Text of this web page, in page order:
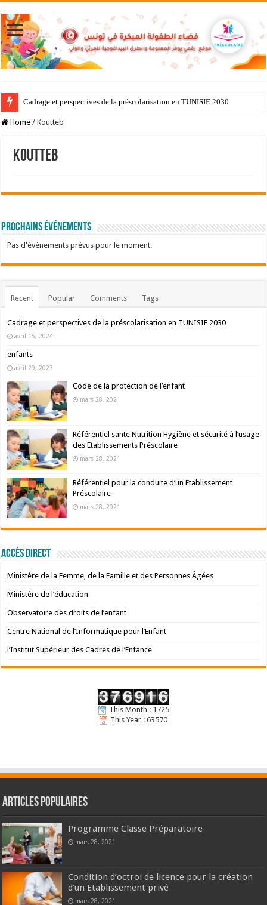
Cadrage et perspectives de la préscolarisation en TUNISIE 2030
Home / Koutteb
Koutteb
Prochains événements
Pas d'évènements prévus pour le moment.
Recent Popular Comments Tags
Cadrage et perspectives de la préscolarisation en TUNISIE 2030
avril 15, 2024
enfants
avril 29, 2023
Code de la protection de l’enfant
mars 28, 2021
Référentiel sante Nutrition Hygiène et sécurité à l’usage
des Etablissements Préscolaire
mars 28, 2021
Référentiel pour la conduite d’un Etablissement
Préscolaire
mars 28, 2021
Accès Direct
Ministère de la Femme, de la Famille et des Personnes Âgées
Ministère de l’éducation
Observatoire des droits de l’enfant
Centre National de l’Informatique pour l’Enfant
l’Institut Supérieur des Cadres de l’Enfance
This Month : 1725
This Year : 63570
Articles populaires
Programme Classe Préparatoire
mars 28, 2021
Condition d’octroi de licence pour la création
d’un Etablissement privé
mars 28, 2021